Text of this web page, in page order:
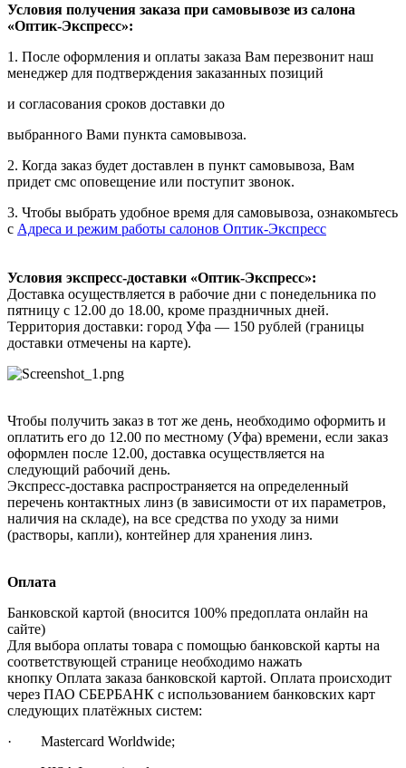
Условия получения заказа при самовывозе из салона
«Оптик-Экспресс»:
1. После оформления и оплаты заказа Вам перезвонит наш
менеджер для подтверждения заказанных позиций
и согласования сроков доставки до
выбранного Вами пункта самовывоза.
2. Когда заказ будет доставлен в пункт самовывоза, Вам
придет смс оповещение или поступит звонок.
3. Чтобы выбрать удобное время для самовывоза, ознакомьтесь
с Адреса и режим работы салонов Оптик-Экспресс
Условия экспресс-доставки «Оптик-Экспресс»:
Доставка осуществляется в рабочие дни с понедельника по
пятницу с 12.00 до 18.00, кроме праздничных дней.
Территория доставки: город Уфа — 150 рублей (границы
доставки отмечены на карте).
Чтобы получить заказ в тот же день, необходимо оформить и
оплатить его до 12.00 по местному (Уфа) времени, если заказ
оформлен после 12.00, доставка осуществляется на
следующий рабочий день.
Экспресс-доставка распространяется на определенный
перечень контактных линз (в зависимости от их параметров,
наличия на складе), на все средства по уходу за ними
(растворы, капли), контейнер для хранения линз.
Оплата
Банковской картой (вносится 100% предоплата онлайн на
сайте)
Для выбора оплаты товара с помощью банковской карты на
соответствующей странице необходимо нажать
кнопку Оплата заказа банковской картой. Оплата происходит
через ПАО СБЕРБАНК с использованием банковских карт
следующих платёжных систем:
· Mastercard Worldwide;